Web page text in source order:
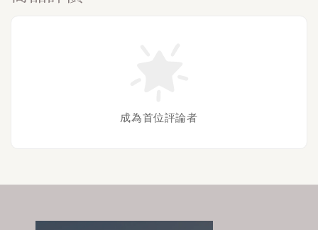
成為首位評論者